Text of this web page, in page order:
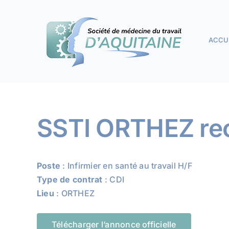
SSTI ORTHEZ
Poste : Infirmier en santé au travail H/F
Type de contrat : CDI
Lieu : ORTHEZ
Télécharger l’annonce officielle